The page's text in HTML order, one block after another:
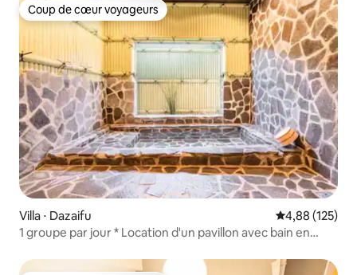
Coup de cœur voyageurs
Coup de cœur voyageurs
Villa ⋅ Dazaifu Évaluation
4,88 (125)
1 groupe par jour * Location d'un pavillon avec bain en